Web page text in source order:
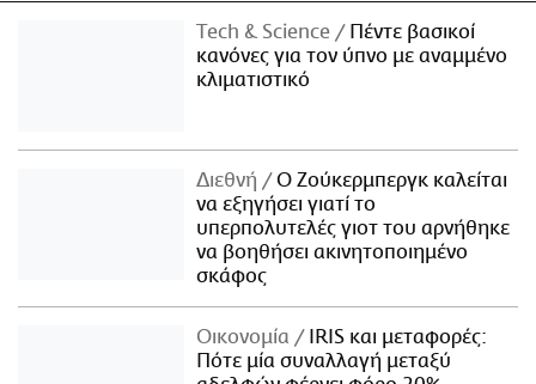
Τech & Science
Πέντε βασικοί
κανόνες για τον ύπνο με αναμμένο
κλιματιστικό
Διεθνή
Ο Ζούκερμπεργκ καλείται
να εξηγήσει γιατί το
υπερπολυτελές γιοτ του αρνήθηκε
να βοηθήσει ακινητοποιημένο
σκάφος
Οικονομία
IRIS και μεταφορές:
Πότε μία συναλλαγή μεταξύ